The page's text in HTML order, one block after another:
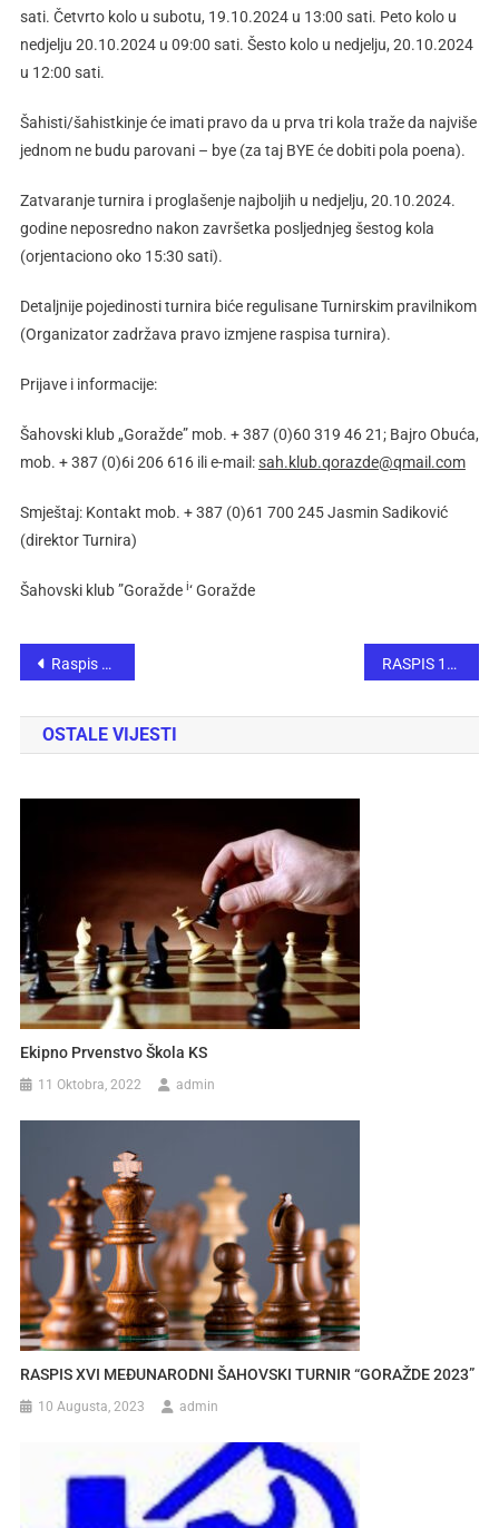
sati. Četvrto kolo u subotu, 19.10.2024 u 13:00 sati. Peto kolo u
nedjelju 20.10.2024 u 09:00 sati. Šesto kolo u nedjelju, 20.10.2024
u 12:00 sati.
Šahisti/šahistkinje će imati pravo da u prva tri kola traže da najviše
jednom ne budu parovani – bye (za taj BYE će dobiti pola poena).
Zatvaranje turnira i proglašenje najboljih u nedjelju, 20.10.2024.
godine neposredno nakon završetka posljednjeg šestog kola
(orjentaciono oko 15:30 sati).
Detaljnije pojedinosti turnira biće regulisane Turnirskim pravilnikom
(Organizator zadržava pravo izmjene raspisa turnira).
Prijave i informacije:
Šahovski klub „Goražde” mob. + 387 (0)60 319 46 21; Bajro Obuća,
mob. + 387 (0)6i 206 616 ili e-mail:sah.klub.qorazde@qmail.com
Smještaj: Kontakt mob. + 387 (0)61 700 245 Jasmin Sadiković
(direktor Turnira)
Šahovski klub ”Goražde i‘ Goražde
Raspis 11. turnira „Sjećanje na Hamzu Mujića“ RASPIS 17. „Šahovske nade BiH“
OSTALE VIJESTI
Ekipno Prvenstvo Škola KS
11 Oktobra, 2022 admin
RASPIS XVI MEĐUNARODNI ŠAHOVSKI TURNIR “GORAŽDE 2023”
10 Augusta, 2023 admin